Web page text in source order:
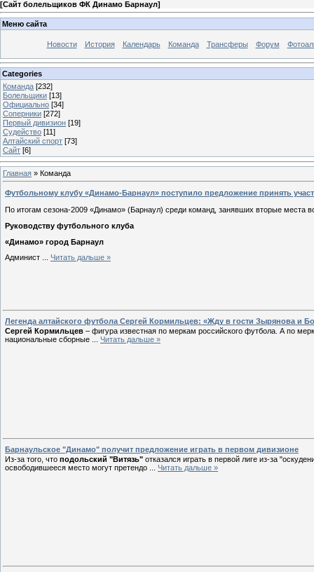
[Сайт болельщиков ФК Динамо Барнаул]
Меню сайта
Новости История Календарь Команда Трансферы Форум
Categories
Команда [232]
Болельщики [13]
Официально [34]
Соперники [272]
Первый дивизион [19]
Судейство [11]
Алтайский спорт [73]
Сайт [6]
Главная » Команда
Футбольному клубу «Динамо-Барнаул» поступило предложение принять
По итогам сезона-2009 «Динамо» (Барнаул) среди команд, занявших вторые места
Руководству футбольного клуба
«Динамо» город Барнаул
Админист
Читать дальше »
Легенда алтайского футбола Сергей Кормильцев: «Жду в гости Зырянова и
Сергей Кормильцев – фигура известная по меркам российского футбола. А по
национальные сборные
Читать дальше »
Барнаульское "Динамо" получит предложение играть в первом дивизионе
Из-за того, что подольский "Витязь" отказался играть в первой лиге из-за
освободившееся место могут претендо
Читать дальше »